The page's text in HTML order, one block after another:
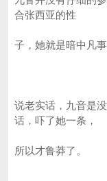
合张西亚的性
子，她就是暗中凡
说老实话，九音是
话，吓了她一条，
所以才鲁莽了。